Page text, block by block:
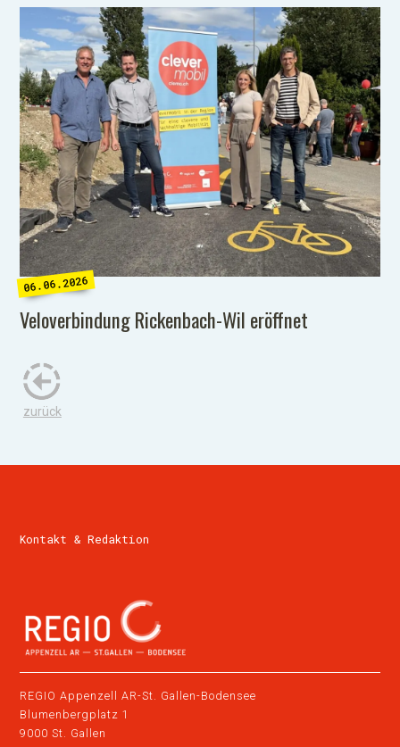
06.06.2026
Veloverbindung Rickenbach-Wil eröffnet
zurück
Kontakt & Redaktion
REGIO Appenzell AR-St. Gallen-Bodensee
Blumenbergplatz 1
9000 St. Gallen